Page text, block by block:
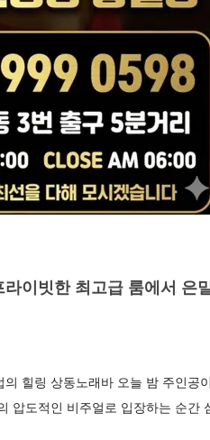
이빗한 최고급 룸에서 은
힐링 상동노래바 오늘 밤 주인공
압도적인 비주얼로 입장하는 순간